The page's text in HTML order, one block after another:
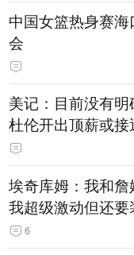
中国女篮热身赛
会
美记：目前没有
杜伦开出顶薪或
埃奇库姆：我和
我超级激动但还要
6